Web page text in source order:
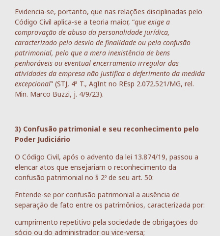
Evidencia-se, portanto, que nas relações disciplinadas pelo
Código Civil aplica-se a teoria maior, “que exige a
comprovação de abuso da personalidade jurídica,
caracterizado pelo desvio de finalidade ou pela confusão
patrimonial, pelo que a mera inexistência de bens
penhoráveis ou eventual encerramento irregular das
atividades da empresa não justifica o deferimento da medida
excepcional” (STJ, 4ª T., AgInt no REsp 2.072.521/MG, rel.
Min. Marco Buzzi, j. 4/9/23).
3) Confusão patrimonial e seu reconhecimento pelo
Poder Judiciário
O Código Civil, após o advento da lei 13.874/19, passou a
elencar atos que ensejariam o reconhecimento da
confusão patrimonial no § 2º de seu art. 50:
Entende-se por confusão patrimonial a ausência de
separação de fato entre os patrimônios, caracterizada por:
cumprimento repetitivo pela sociedade de obrigações do
sócio ou do administrador ou vice-versa;